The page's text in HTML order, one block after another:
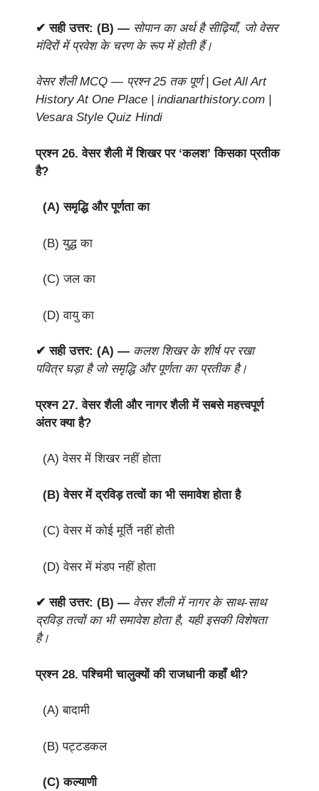
✔ सही उत्तर: (B) — सोपान का अर्थ है सीढ़ियाँ, जो वेसर
मंदिरों में प्रवेश के चरण के रूप में होती हैं।
वेसर शैली MCQ — प्रश्न 25 तक पूर्ण | Get All Art
History At One Place | indianarthistory.com |
Vesara Style Quiz Hindi
प्रश्न 26.वेसर शैली में शिखर पर ‘कलश’ किसका प्रतीक
है?
(A) समृद्धि और पूर्णता का
(B) युद्ध का
(C) जल का
(D) वायु का
✔ सही उत्तर: (A) — कलश शिखर के शीर्ष पर रखा
पवित्र घड़ा है जो समृद्धि और पूर्णता का प्रतीक है।
प्रश्न 27.वेसर शैली और नागर शैली में सबसे महत्त्वपूर्ण
अंतर क्या है?
(A) वेसर में शिखर नहीं होता
(B) वेसर में द्रविड़ तत्वों का भी समावेश होता है
(C) वेसर में कोई मूर्ति नहीं होती
(D) वेसर में मंडप नहीं होता
✔ सही उत्तर: (B) — वेसर शैली में नागर के साथ-साथ
द्रविड़ तत्वों का भी समावेश होता है, यही इसकी विशेषता
है।
प्रश्न 28.पश्चिमी चालुक्यों की राजधानी कहाँ थी?
(A) बादामी
(B) पट्टडकल
(C) कल्याणी